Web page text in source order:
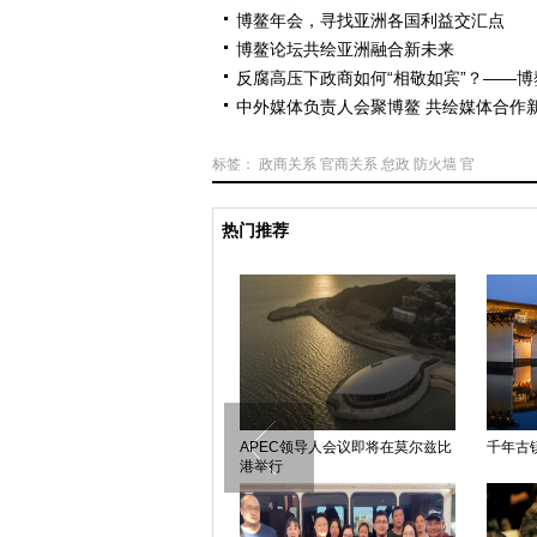
博鳌年会，寻找亚洲各国利益交汇点
博鳌论坛共绘亚洲融合新未来
反腐高压下政商如何“相敬如宾”？——博
中外媒体负责人会聚博鳌 共绘媒体合作
标签： 政商关系 官商关系 怠政 防火墙 官
热门推荐
传奇之路：巴黎国际车展120周年
泰国民